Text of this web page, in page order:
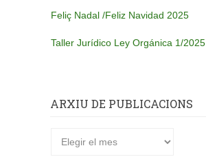
Feliç Nadal /Feliz Navidad 2025
Taller Jurídico Ley Orgánica 1/2025
ARXIU DE PUBLICACIONS